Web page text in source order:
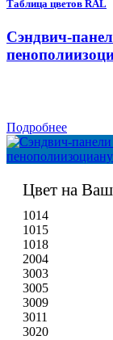
Таблица цветов RAL
Сэндвич-
Подробнее
Цвет на
1014
1015
1018
2004
3003
3005
3009
3011
3020